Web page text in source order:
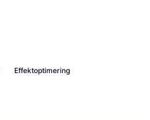
Effektoptimering